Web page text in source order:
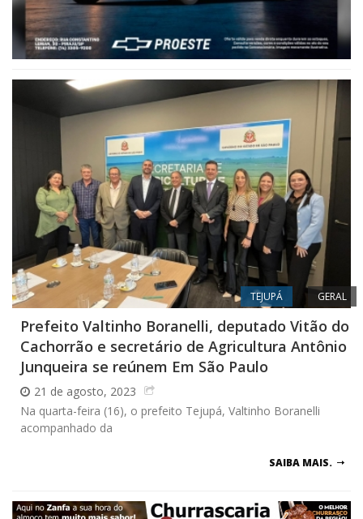
TEJUPÁ GERAL
Prefeito Valtinho Boranelli, deputado Vitão do
Cachorrão e secretário de Agricultura Antônio
Junqueira se reúnem Em São Paulo
21 de agosto, 2023
Na quarta-feira (16), o prefeito Tejupá, Valtinho Boranelli
acompanhado da
SAIBA MAIS.